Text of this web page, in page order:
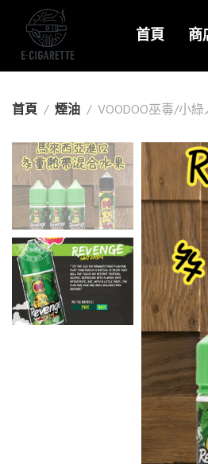
首頁 商
首頁 煙油 VOODOO巫毒/小